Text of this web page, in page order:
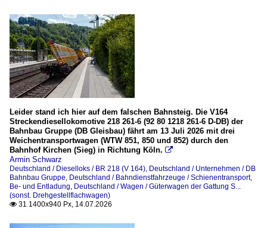
Leider stand ich hier auf dem falschen Bahnsteig. Die V164
Streckendiesellokomotive 218 261-6 (92 80 1218 261-6 D-DB) der
Bahnbau Gruppe (DB Gleisbau) fährt am 13 Juli 2026 mit drei
Weichentransportwagen (WTW 851, 850 und 852) durch den
Bahnhof Kirchen (Sieg) in Richtung Köln. 
Armin Schwarz
Deutschland / Dieselloks / BR 218 (V 164), Deutschland / Unternehmen / DB
Bahnbau Gruppe, Deutschland / Bahndienstfahrzeuge / Schienentransport,
Be- und Entladung, Deutschland / Wagen / Güterwagen der Gattung S...
(sonst. Drehgestellflachwagen)
 31 1400x940 Px, 14.07.2026